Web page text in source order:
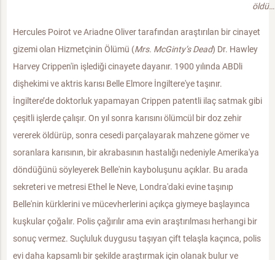
öldü…
Hercules Poirot ve Ariadne Oliver tarafından araştırılan bir cinayet
gizemi olan Hizmetçinin Ölümü (Mrs. McGinty’s Dead) Dr. Hawley
Harvey Crippen'in işlediği cinayete dayanır. 1900 yılında ABDli
dişhekimi ve aktris karısı Belle Elmore İngiltere'ye taşınır.
İngiltere’de doktorluk yapamayan Crippen patentli ilaç satmak gibi
çeşitli işlerde çalışır. On yıl sonra karısını ölümcül bir doz zehir
vererek öldürüp, sonra cesedi parçalayarak mahzene gömer ve
soranlara karısının, bir akrabasının hastalığı nedeniyle Amerika'ya
döndüğünü söyleyerek Belle'nin kayboluşunu açıklar. Bu arada
sekreteri ve metresi Ethel le Neve, Londra'daki evine taşınıp
Belle'nin kürklerini ve mücevherlerini açıkça giymeye başlayınca
kuşkular çoğalır. Polis çağırılır ama evin araştırılması herhangi bir
sonuç vermez. Suçluluk duygusu taşıyan çift telaşla kaçınca, polis
evi daha kapsamlı bir şekilde araştırmak için olanak bulur ve